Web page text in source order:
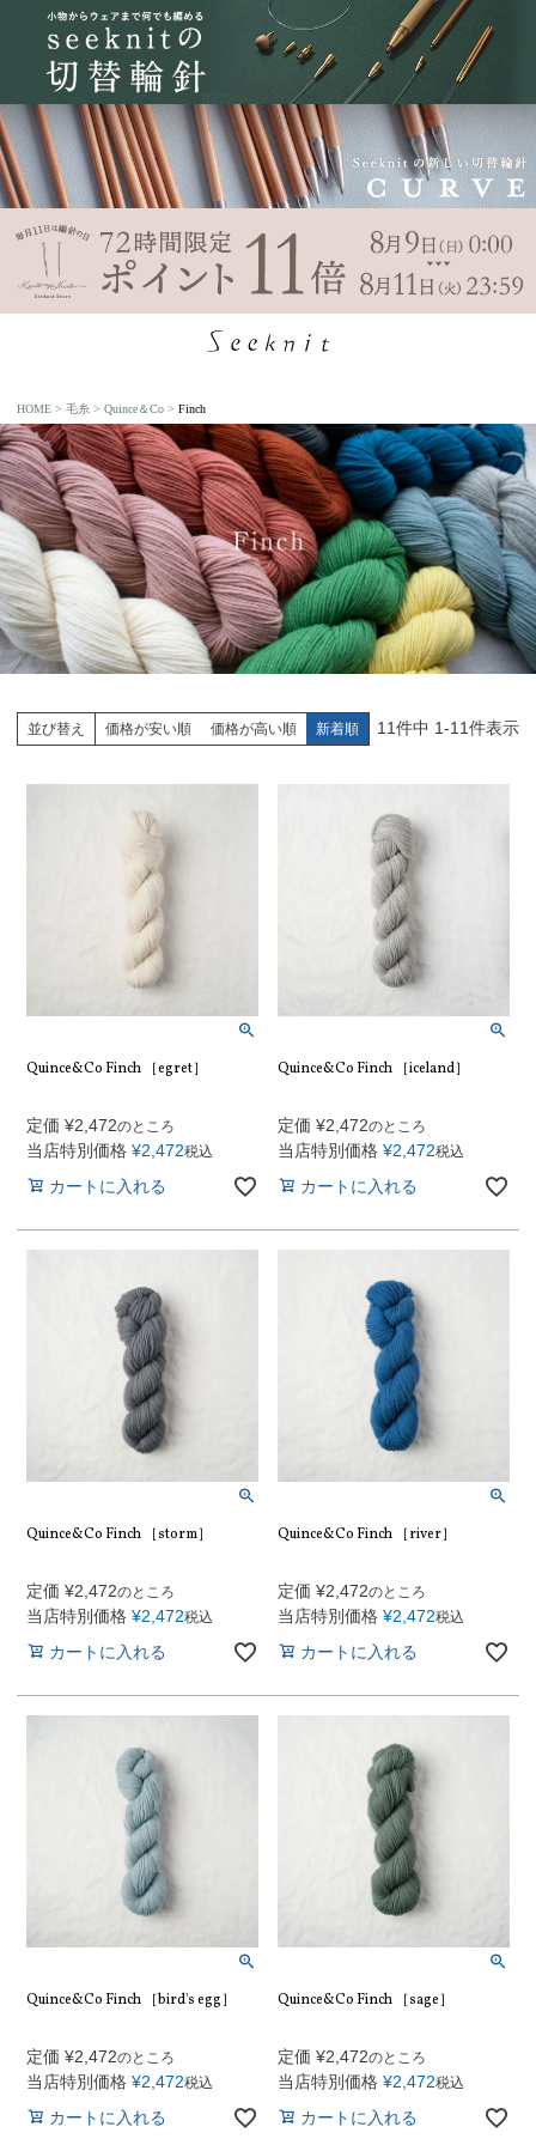
HOME 毛糸 Quince＆Co Finch
並び替え 価格が安い順 価格が高い順 新着順 11件中 1-11件表示
Quince&Co Finch ［egret］
定価 ¥2,472のところ
当店特別価格 ¥2,472税込
カートに入れる
Quince&Co Finch ［iceland］
定価 ¥2,472のところ
当店特別価格 ¥2,472税込
カートに入れる
Quince&Co Finch ［storm］
定価 ¥2,472のところ
当店特別価格 ¥2,472税込
カートに入れる
Quince&Co Finch ［river］
定価 ¥2,472のところ
当店特別価格 ¥2,472税込
カートに入れる
Quince&Co Finch ［bird's egg］
定価 ¥2,472のところ
当店特別価格 ¥2,472税込
カートに入れる
Quince&Co Finch ［sage］
定価 ¥2,472のところ
当店特別価格 ¥2,472税込
カートに入れる